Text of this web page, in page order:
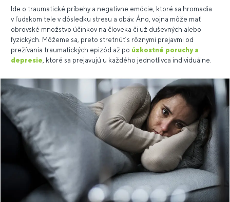
Ide o traumatické príbehy a negatívne emócie, ktoré sa hromadia
v ľudskom tele v dôsledku stresu a obáv. Áno, vojna môže mať
obrovské množstvo účinkov na človeka či už duševných alebo
fyzických. Môžeme sa, preto stretnúť s rôznymi prejavmi od
prežívania traumatických epizód až po úzkostné poruchy a
depresie, ktoré sa prejavujú u každého jednotlivca individuálne.